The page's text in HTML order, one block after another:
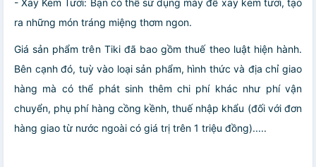
ra những món tráng miệng thơm ngon.
Giá sản phẩm trên Tiki đã bao gồm thuế theo luật hiện hành.
Bên cạnh đó, tuỳ vào loại sản phẩm, hình thức và địa chỉ giao
hàng mà có thể phát sinh thêm chi phí khác như phí vận
chuyển, phụ phí hàng cồng kềnh, thuế nhập khẩu (đối với đơn
hàng giao từ nước ngoài có giá trị trên 1 triệu đồng).....